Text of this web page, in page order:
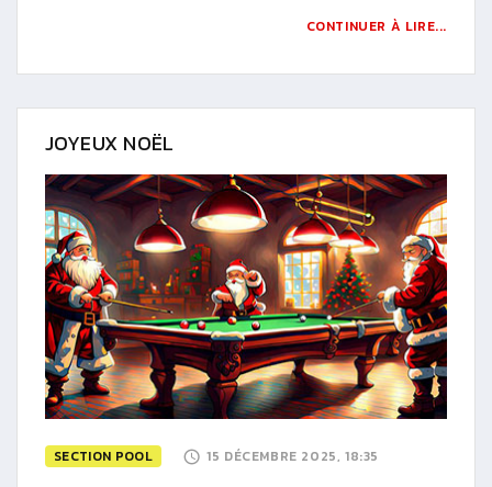
CONTINUER À LIRE...
JOYEUX NOËL
SECTION POOL 15 DÉCEMBRE 2025, 18:35